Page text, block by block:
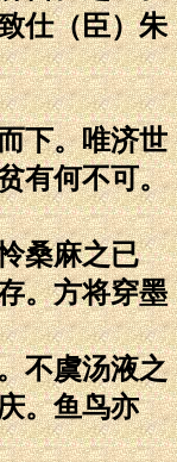
仕（臣）朱
下。唯济世
有何不可。
桑麻之已
。方将穿墨
不虞汤液之
。鱼鸟亦